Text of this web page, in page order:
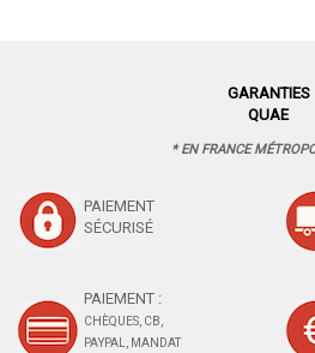
GARANTIES
QUAE
* EN FRANCE
PAIEMENT
SÉCURISÉ
PAIEMENT :
CHÈQUES, CB,
PAYPAL, MANDAT